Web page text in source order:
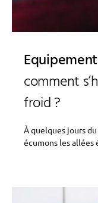
comment
froid ?
À quelques jours
écumons les